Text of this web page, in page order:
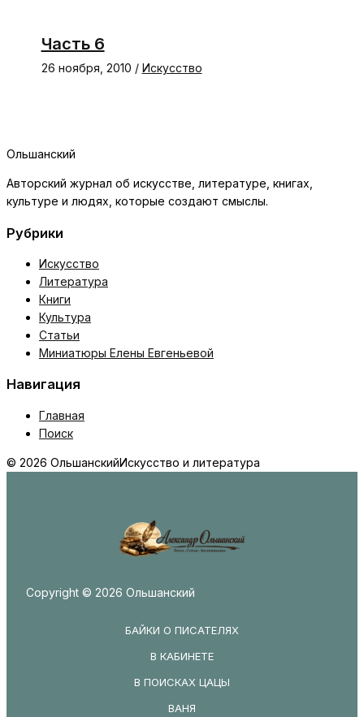
Часть 6
26 ноября, 2010 / Искусство
Ольшанский
Авторский журнал об искусстве, литературе, книгах,
культуре и людях, которые создают смыслы.
Рубрики
Искусство
Литература
Книги
Культура
Статьи
Миниатюры Елены Евгеньевой
Навигация
Главная
Поиск
© 2026 ОльшанскийИскусство и литература
Copyright © 2026 Ольшанский
БАЙКИ О ПИСАТЕЛЯХ
В КАБИНЕТЕ
В ПОИСКАХ ЦАЦЫ
ВАНЯ